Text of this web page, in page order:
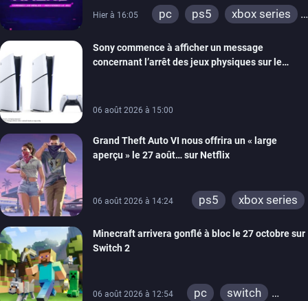
Hier à 16:05 pc ps5
xbox series
ps4
xbox one
switch 2
Sony commence à afficher un message
concernant l’arrêt des jeux physiques sur le
06 août 2026 à 15:00
Grand Theft Auto VI nous offrira un « large
aperçu » le 27 août… sur Netflix
06 août 2026 à 14:24 ps5 xbox series
Minecraft arrivera gonflé à bloc le 27 octobre sur
Switch 2
06 août 2026 à 12:54 pc
switch